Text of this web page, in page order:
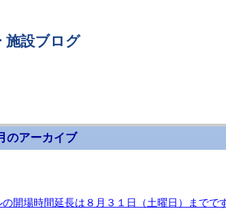
施設ブログ
のアーカイブ
開場時間延長は８月３１日（土曜日）までで